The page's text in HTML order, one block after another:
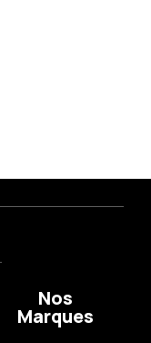
Nos
Marques